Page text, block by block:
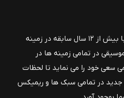
سایت و گروه میفا موزیک با بیش از ۱۲ سال سابقه در زمینه
در تمامی زمینه ها در
سعی خود را می نماید تا لحظات
جدید در تمامی سبک ها و ریمیکس